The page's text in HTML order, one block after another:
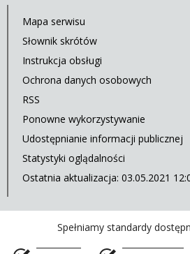
Mapa serwisu
Słownik skrótów
Instrukcja obsługi
Ochrona danych osobowych
RSS
Ponowne wykorzystywanie
Udostępnianie informacji publicznej
Statystyki oglądalności
Ostatnia aktualizacja: 03.05.2021
Spełniamy standardy